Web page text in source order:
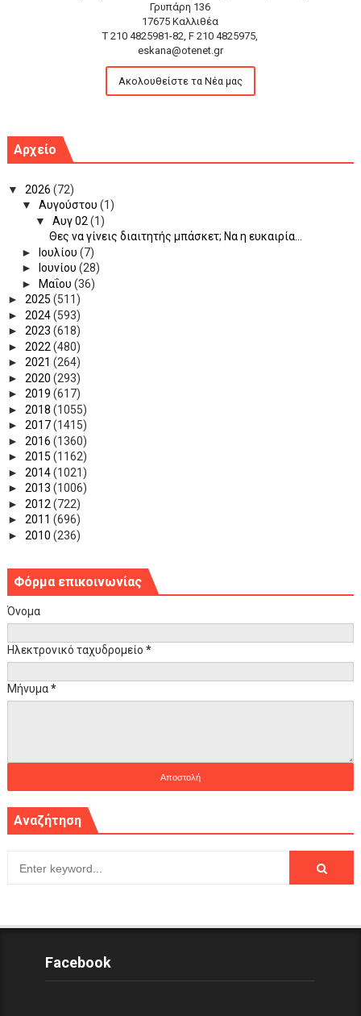
Γρυπάρη 136
17675 Καλλιθέα
T 210 4825981-82, F 210 4825975,
eskana@otenet.gr
Ακολουθείστε τα Νέα μας
Αρχείο
▼ 2026 (72)
▼ Αυγούστου (1)
▼ Αυγ 02 (1)
Θες να γίνεις διαιτητής μπάσκετ; Να η ευκαιρία...
►
Ιουλίου (7)
►
Ιουνίου (28)
►
Μαΐου (36)
► 2025 (511)
► 2024(593)
► 2023 (618)
► 2022 (480)
► 2021 (264)
► 2020 (293)
► 2019 (617)
► 2018 (1055)
► 2017(1415)
► 2016 (1360)
► 2015 (1162)
► 2014(1021)
► 2013 (1006)
► 2012 (722)
► 2011 (696)
► 2010 (236)
Φόρμα επικοινωνίας
Όνομα
Ηλεκτρονικό ταχυδρομείο *
Μήνυμα*
Αναζήτηση
Facebook